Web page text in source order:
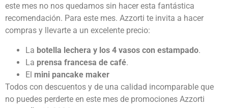
este mes no nos quedamos sin hacer esta fantástica
recomendación. Para este mes. Azzorti te invita a hacer
compras y llevarte a un excelente precio:
La botella lechera y los 4 vasos con estampado.
La prensa francesa de café.
El mini pancake maker
Todos con descuentos y de una calidad incomparable que
no puedes perderte en este mes de promociones Azzorti